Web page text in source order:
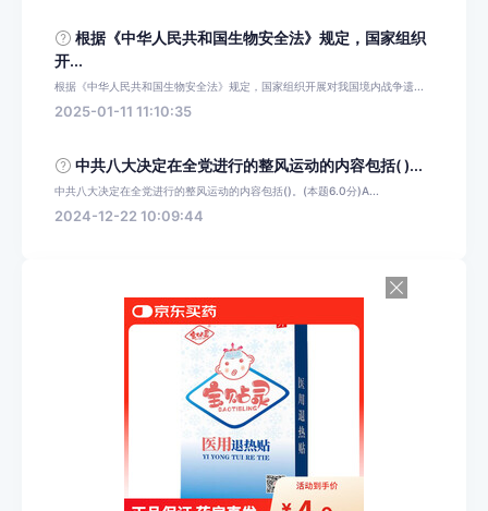
根据《中华人民共和国生物安全法》规定，国家组织
开...
根据《中华人民共和国生物安全法》规定，国家组织开展对我国境内战争遗...
2025-01-11 11:10:35
中共八大决定在全党进行的整风运动的内容包括( )...
中共八大决定在全党进行的整风运动的内容包括()。(本题6.0分)A...
2024-12-22 10:09:44